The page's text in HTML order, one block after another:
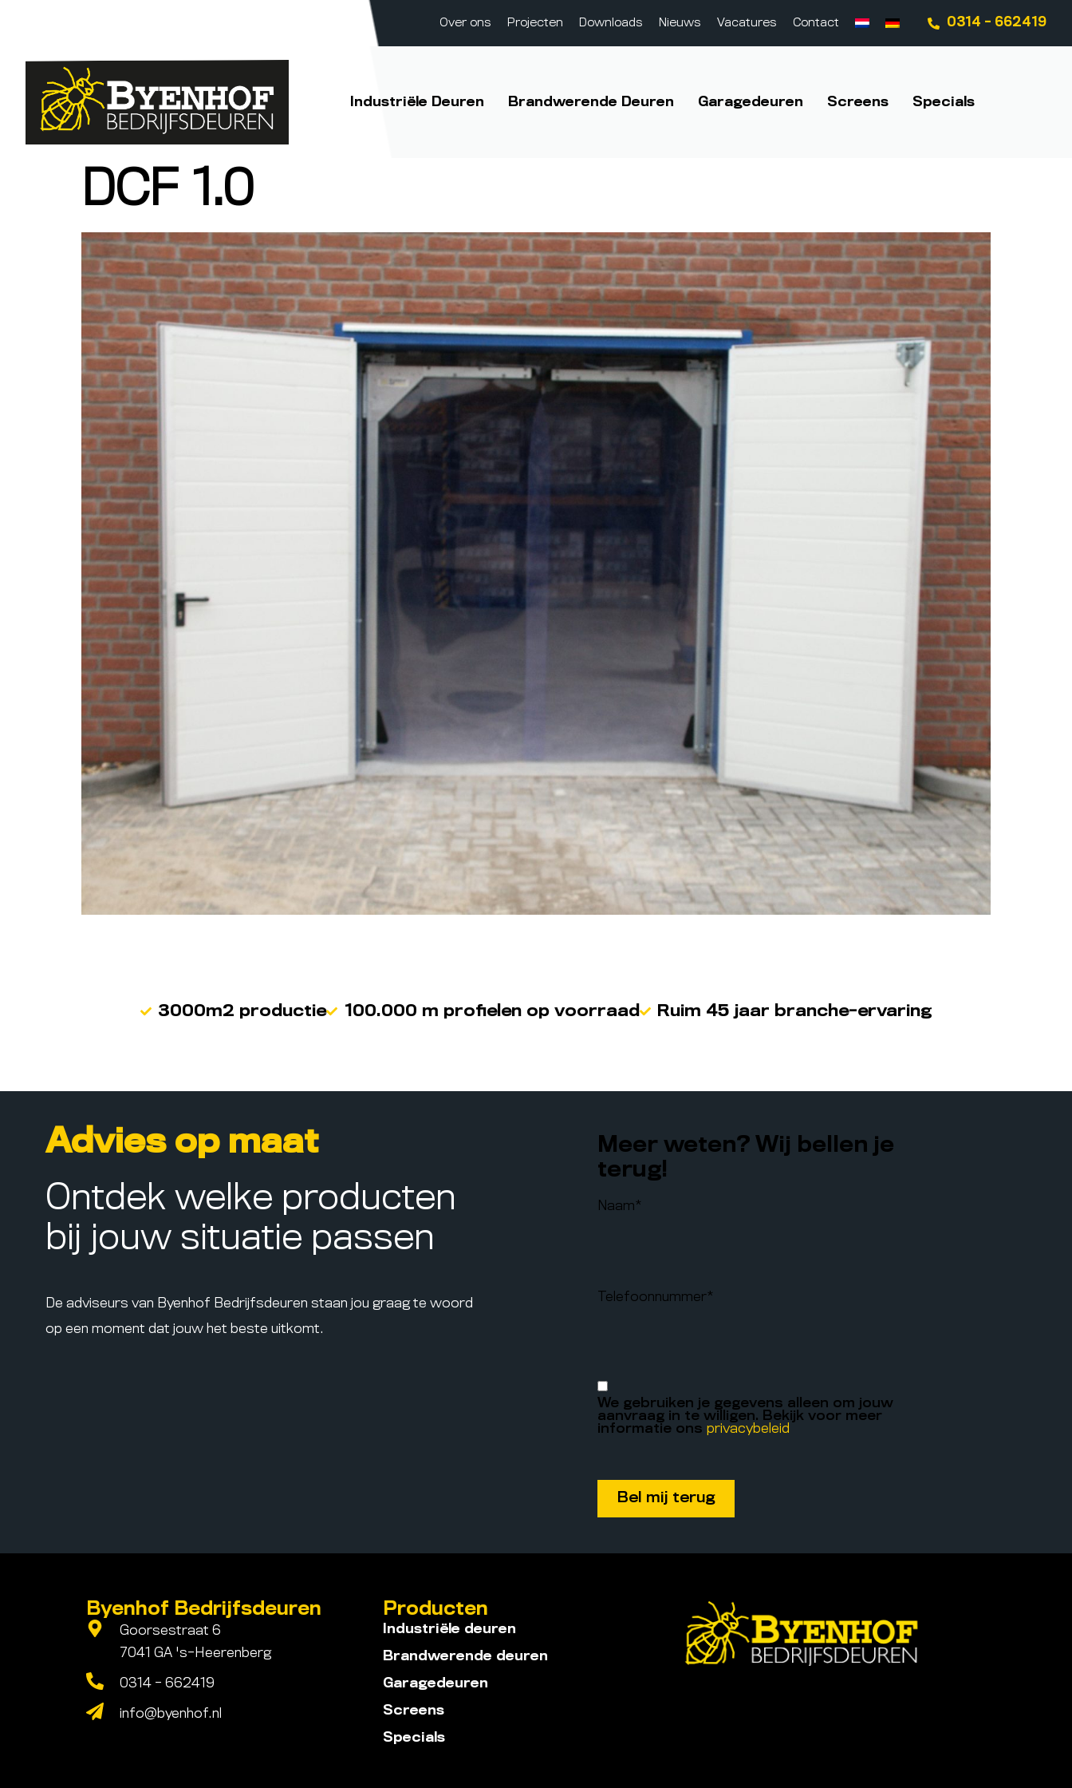
Over ons Projecten Downloads Nieuws Vacatures Contact 0314 - 662419
Industriële Deuren Brandwerende Deuren Garagedeuren Screens Specials
DCF 1.0
3000m2 productie 100.000 m profielen op voorraad Ruim 45 jaar branche-ervaring
Advies op maat
Ontdek welke producten
bij jouw situatie passen
De adviseurs van Byenhof Bedrijfsdeuren staan jou graag te woord
op een moment dat jouw het beste uitkomt.
Meer weten? Wij bellen je
terug!
Naam*
Telefoonnummer*
We gebruiken je gegevens alleen om jouw
aanvraag in te willigen. Bekijk voor meer
informatie onsprivacybeleid
Byenhof Bedrijfsdeuren
Goorsestraat 6
7041 GA 's-Heerenberg
0314 - 662419
info@byenhof.nl
Producten
Industriële deuren
Brandwerende deuren
Garagedeuren
Screens
Specials